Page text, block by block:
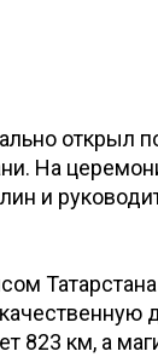
открыл
На
и
823 км, а